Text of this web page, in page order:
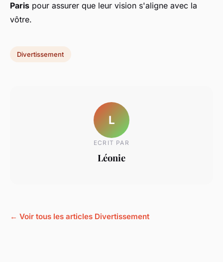
Paris pour assurer que leur vision s'aligne avec la
vôtre.
Divertissement
L
ECRIT PAR
Léonie
← Voir tous les articles Divertissement